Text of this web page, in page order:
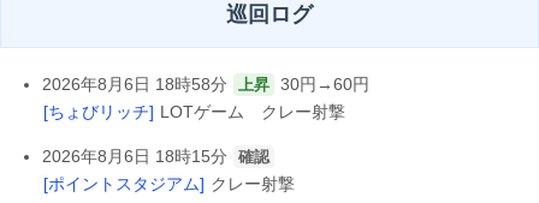
巡回ログ
2026年8月6日 18時58分 上昇 30円→60円
[ちょびリッチ] LOTゲーム クレー射撃
2026年8月6日 18時15分 確認
[ポイントスタジアム] クレー射撃